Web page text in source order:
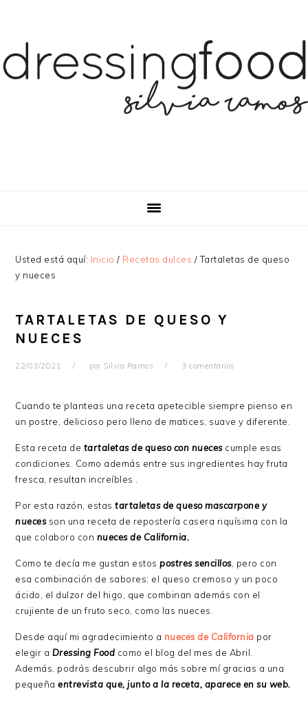
navegación
principal
principal
barra
lateral
Usted está aquí: Inicio / Recetas dulces /Tartaletas de queso
y nueces
TARTALETAS DE QUESO Y
NUECES
22/03/2021 por Silvia Ramos 3 comentarios
Cuando te planteas una receta apetecible siempre pienso en
un postre, delicioso pero lleno de matices, suave y diferente.
Esta receta de tartaletas de queso con nueces cumple esas
condiciones. Como además entre sus ingredientes hay fruta
fresca, resultan increíbles .
Por esta razón, estastartaletas de queso mascarpone y
nuecesson una receta de repostería casera riquísima con la
que colaboro con nueces de California.
Como te decía me gustan estospostres sencillos, pero con
esa combinación de sabores; el queso cremoso y un poco
ácido, el dulzor del higo, que combinan además con el
crujiente de un fruto seco, como las nueces.
Desde aquí mi agradecimiento a nueces de California por
elegir a Dressing Food como el blog del mes de Abril.
Además, podrás descubrir algo más sobre mí gracias a una
pequeñaentrevista que, junto a la receta, aparece en su web.